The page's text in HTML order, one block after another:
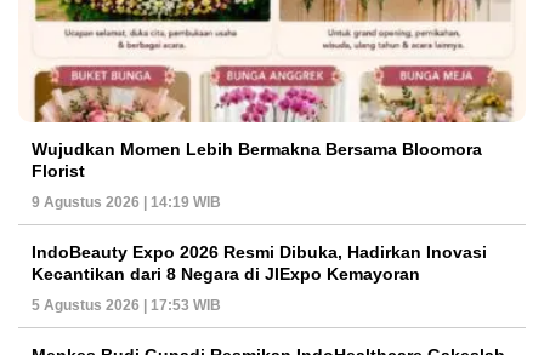
Wujudkan Momen Lebih Bermakna Bersama Bloomora
Florist
9 Agustus 2026 | 14:19 WIB
IndoBeauty Expo 2026 Resmi Dibuka, Hadirkan Inovasi
Kecantikan dari 8 Negara di JIExpo Kemayoran
5 Agustus 2026 | 17:53 WIB